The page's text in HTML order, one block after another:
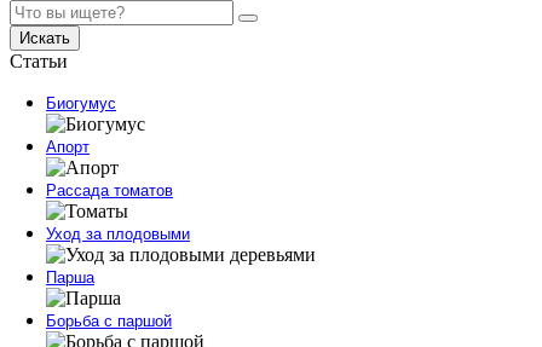
Искать
Статьи
Биогумус
Апорт
Рассада томатов
Уход за плодовыми
Парша
Борьба с паршой